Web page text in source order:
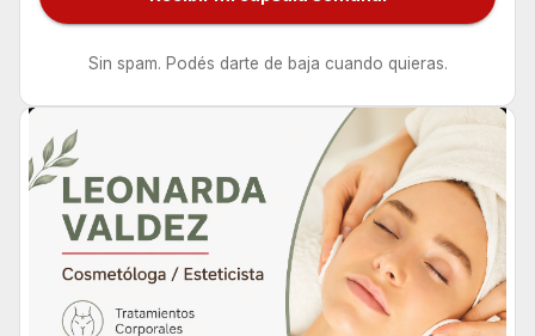
Sin spam. Podés darte de baja cuando quieras.